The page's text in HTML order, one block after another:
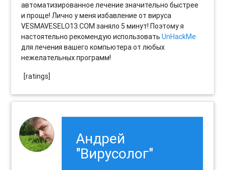
автоматизированное лечение значительно быстрее
и проще! Лично у меня избавление от вируса
VESMAVESELO13.COM заняло 5 минут! Поэтому я
настоятельно рекомендую использоватьUnHackMe
для лечения вашего компьютера от любых
нежелательных программ!
[ratings]
Андрей
"Вирусолог"